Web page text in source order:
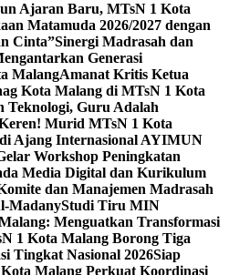
Ajaran Baru, MTsN 1 Kota
Matamuda 2026/2027 dengan
Cinta”Sinergi Madrasah dan
Generasi
MalangAmanat Kritis Ketua
Kota Malang di MTsN 1 Kota
Teknologi, Guru Adalah
Murid MTsN 1 Kota
Ajang Internasional AYIMUN
Workshop Peningkatan
Media Digital dan Kurikulum
dan Manajemen Madrasah
MadanyStudi Tiru MIN
Menguatkan Transformasi
1 Kota Malang Borong Tiga
Tingkat Nasional 2026Siap
Malang Perkuat Koordinasi